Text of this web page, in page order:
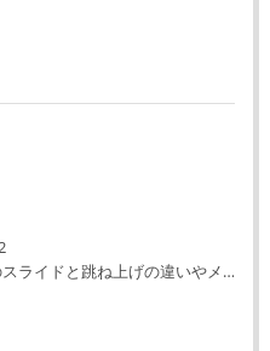
カーゲートのスライドと跳ね上げの違いやメリットデメリットを解説！